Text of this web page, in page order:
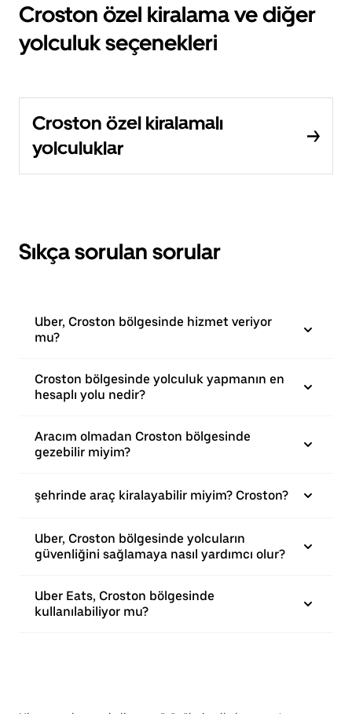
Croston özel kiralama ve diğer
yolculuk seçenekleri
Croston özel kiralamalı
yolculuklar
Sıkça sorulan sorular
Uber, Croston bölgesinde hizmet veriyor
mu?
Croston bölgesinde yolculuk yapmanın en
hesaplı yolu nedir?
Aracım olmadan Croston bölgesinde
gezebilir miyim?
şehrinde araç kiralayabilir miyim? Croston?
Uber, Croston bölgesinde yolcuların
güvenliğini sağlamaya nasıl yardımcı olur?
Uber Eats, Croston bölgesinde
kullanılabiliyor mu?